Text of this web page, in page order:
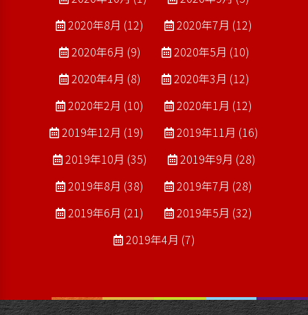
2020年8月 (12)
2020年7月 (12)
2020年6月 (9)
2020年5月 (10)
2020年4月 (8)
2020年3月 (12)
2020年2月 (10)
2020年1月 (12)
2019年12月 (19)
2019年11月 (16)
2019年10月 (35)
2019年9月 (28)
2019年8月 (38)
2019年7月 (28)
2019年6月 (21)
2019年5月 (32)
2019年4月 (7)